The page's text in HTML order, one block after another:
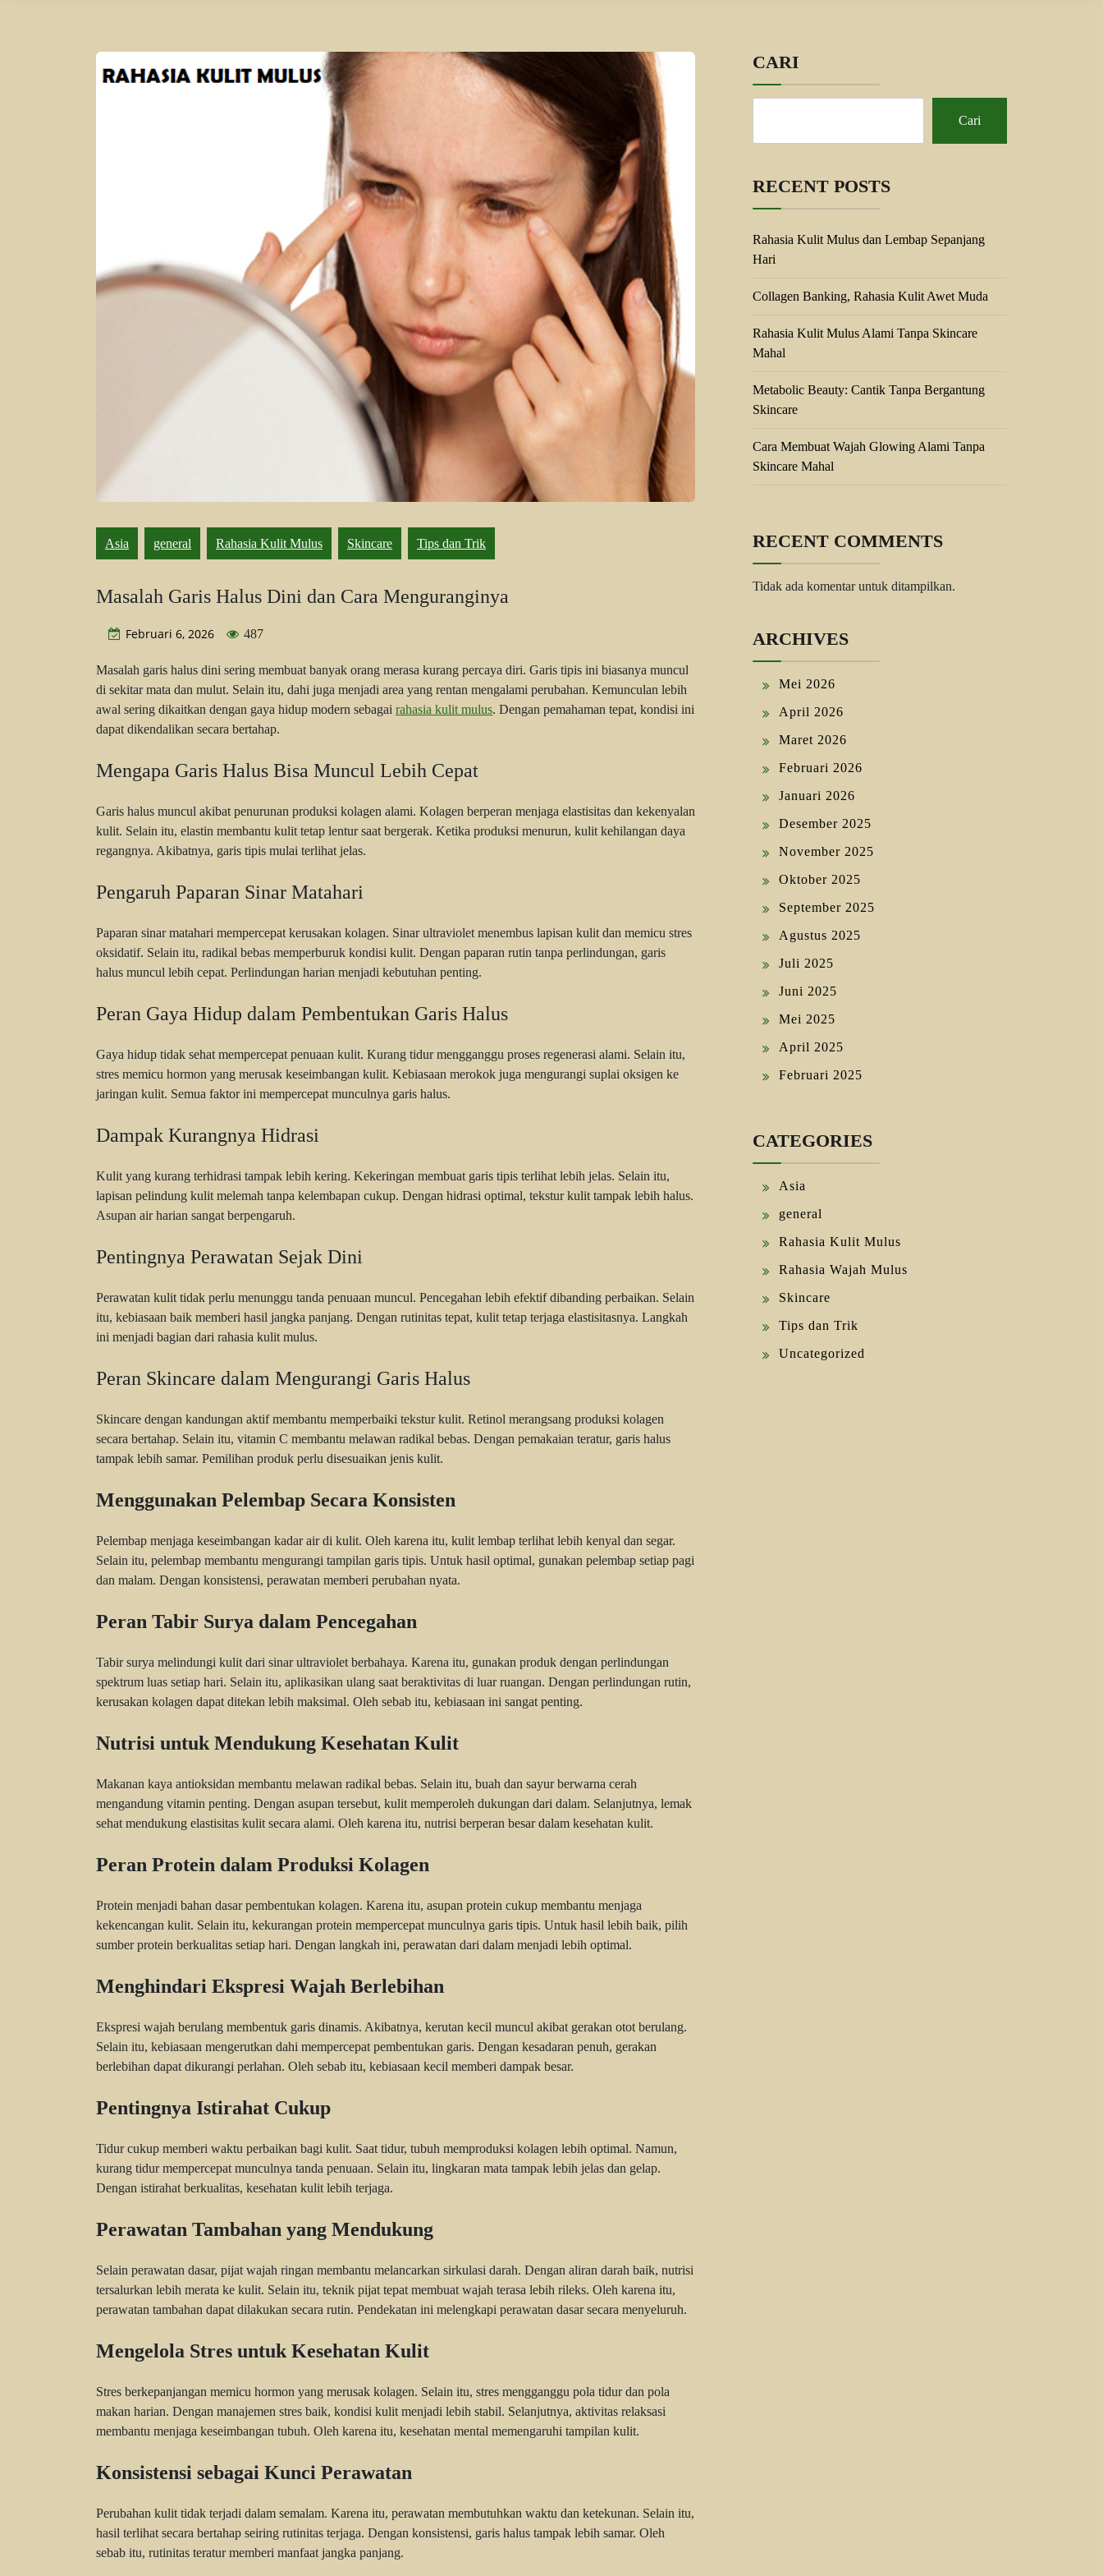
Asia general Rahasia Kulit Mulus Skincare Tips dan Trik
Masalah Garis Halus Dini dan Cara Menguranginya
Februari 6, 2026 487
Masalah garis halus dini sering membuat banyak orang merasa kurang percaya diri. Garis tipis ini biasanya muncul
di sekitar mata dan mulut. Selain itu, dahi juga menjadi area yang rentan mengalami perubahan. Kemunculan lebih
awal sering dikaitkan dengan gaya hidup modern sebagai rahasia kulit mulus. Dengan pemahaman tepat, kondisi ini
dapat dikendalikan secara bertahap.
Mengapa Garis Halus Bisa Muncul Lebih Cepat
Garis halus muncul akibat penurunan produksi kolagen alami. Kolagen berperan menjaga elastisitas dan kekenyalan
kulit. Selain itu, elastin membantu kulit tetap lentur saat bergerak. Ketika produksi menurun, kulit kehilangan daya
regangnya. Akibatnya, garis tipis mulai terlihat jelas.
Pengaruh Paparan Sinar Matahari
Paparan sinar matahari mempercepat kerusakan kolagen. Sinar ultraviolet menembus lapisan kulit dan memicu stres
oksidatif. Selain itu, radikal bebas memperburuk kondisi kulit. Dengan paparan rutin tanpa perlindungan, garis
halus muncul lebih cepat. Perlindungan harian menjadi kebutuhan penting.
Peran Gaya Hidup dalam Pembentukan Garis Halus
Gaya hidup tidak sehat mempercepat penuaan kulit. Kurang tidur mengganggu proses regenerasi alami. Selain itu,
stres memicu hormon yang merusak keseimbangan kulit. Kebiasaan merokok juga mengurangi suplai oksigen ke
jaringan kulit. Semua faktor ini mempercepat munculnya garis halus.
Dampak Kurangnya Hidrasi
Kulit yang kurang terhidrasi tampak lebih kering. Kekeringan membuat garis tipis terlihat lebih jelas. Selain itu,
lapisan pelindung kulit melemah tanpa kelembapan cukup. Dengan hidrasi optimal, tekstur kulit tampak lebih halus.
Asupan air harian sangat berpengaruh.
Pentingnya Perawatan Sejak Dini
Perawatan kulit tidak perlu menunggu tanda penuaan muncul. Pencegahan lebih efektif dibanding perbaikan. Selain
itu, kebiasaan baik memberi hasil jangka panjang. Dengan rutinitas tepat, kulit tetap terjaga elastisitasnya. Langkah
ini menjadi bagian dari rahasia kulit mulus.
Peran Skincare dalam Mengurangi Garis Halus
Skincare dengan kandungan aktif membantu memperbaiki tekstur kulit. Retinol merangsang produksi kolagen
secara bertahap. Selain itu, vitamin C membantu melawan radikal bebas. Dengan pemakaian teratur, garis halus
tampak lebih samar. Pemilihan produk perlu disesuaikan jenis kulit.
Menggunakan Pelembap Secara Konsisten
Pelembap menjaga keseimbangan kadar air di kulit. Oleh karena itu, kulit lembap terlihat lebih kenyal dan segar.
Selain itu, pelembap membantu mengurangi tampilan garis tipis. Untuk hasil optimal, gunakan pelembap setiap pagi
dan malam. Dengan konsistensi, perawatan memberi perubahan nyata.
Peran Tabir Surya dalam Pencegahan
Tabir surya melindungi kulit dari sinar ultraviolet berbahaya. Karena itu, gunakan produk dengan perlindungan
spektrum luas setiap hari. Selain itu, aplikasikan ulang saat beraktivitas di luar ruangan. Dengan perlindungan rutin,
kerusakan kolagen dapat ditekan lebih maksimal. Oleh sebab itu, kebiasaan ini sangat penting.
Nutrisi untuk Mendukung Kesehatan Kulit
Makanan kaya antioksidan membantu melawan radikal bebas. Selain itu, buah dan sayur berwarna cerah
mengandung vitamin penting. Dengan asupan tersebut, kulit memperoleh dukungan dari dalam. Selanjutnya, lemak
sehat mendukung elastisitas kulit secara alami. Oleh karena itu, nutrisi berperan besar dalam kesehatan kulit.
Peran Protein dalam Produksi Kolagen
Protein menjadi bahan dasar pembentukan kolagen. Karena itu, asupan protein cukup membantu menjaga
kekencangan kulit. Selain itu, kekurangan protein mempercepat munculnya garis tipis. Untuk hasil lebih baik, pilih
sumber protein berkualitas setiap hari. Dengan langkah ini, perawatan dari dalam menjadi lebih optimal.
Menghindari Ekspresi Wajah Berlebihan
Ekspresi wajah berulang membentuk garis dinamis. Akibatnya, kerutan kecil muncul akibat gerakan otot berulang.
Selain itu, kebiasaan mengerutkan dahi mempercepat pembentukan garis. Dengan kesadaran penuh, gerakan
berlebihan dapat dikurangi perlahan. Oleh sebab itu, kebiasaan kecil memberi dampak besar.
Pentingnya Istirahat Cukup
Tidur cukup memberi waktu perbaikan bagi kulit. Saat tidur, tubuh memproduksi kolagen lebih optimal. Namun,
kurang tidur mempercepat munculnya tanda penuaan. Selain itu, lingkaran mata tampak lebih jelas dan gelap.
Dengan istirahat berkualitas, kesehatan kulit lebih terjaga.
Perawatan Tambahan yang Mendukung
Selain perawatan dasar, pijat wajah ringan membantu melancarkan sirkulasi darah. Dengan aliran darah baik, nutrisi
tersalurkan lebih merata ke kulit. Selain itu, teknik pijat tepat membuat wajah terasa lebih rileks. Oleh karena itu,
perawatan tambahan dapat dilakukan secara rutin. Pendekatan ini melengkapi perawatan dasar secara menyeluruh.
Mengelola Stres untuk Kesehatan Kulit
Stres berkepanjangan memicu hormon yang merusak kolagen. Selain itu, stres mengganggu pola tidur dan pola
makan harian. Dengan manajemen stres baik, kondisi kulit menjadi lebih stabil. Selanjutnya, aktivitas relaksasi
membantu menjaga keseimbangan tubuh. Oleh karena itu, kesehatan mental memengaruhi tampilan kulit.
Konsistensi sebagai Kunci Perawatan
Perubahan kulit tidak terjadi dalam semalam. Karena itu, perawatan membutuhkan waktu dan ketekunan. Selain itu,
hasil terlihat secara bertahap seiring rutinitas terjaga. Dengan konsistensi, garis halus tampak lebih samar. Oleh
sebab itu, rutinitas teratur memberi manfaat jangka panjang.
CARI
Cari
RECENT POSTS
Rahasia Kulit Mulus dan Lembap Sepanjang
Hari
Collagen Banking, Rahasia Kulit Awet Muda
Rahasia Kulit Mulus Alami Tanpa Skincare
Mahal
Metabolic Beauty: Cantik Tanpa Bergantung
Skincare
Cara Membuat Wajah Glowing Alami Tanpa
Skincare Mahal
RECENT COMMENTS
Tidak ada komentar untuk ditampilkan.
ARCHIVES
Mei 2026
April 2026
Maret 2026
Februari 2026
Januari 2026
Desember 2025
November 2025
Oktober 2025
September 2025
Agustus 2025
Juli 2025
Juni 2025
Mei 2025
April 2025
Februari 2025
CATEGORIES
Asia
general
Rahasia Kulit Mulus
Rahasia Wajah Mulus
Skincare
Tips dan Trik
Uncategorized